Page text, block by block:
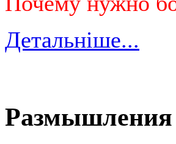
Детальніше...
Размышления